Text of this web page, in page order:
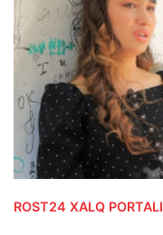
ROST24 XALQ PORTALI